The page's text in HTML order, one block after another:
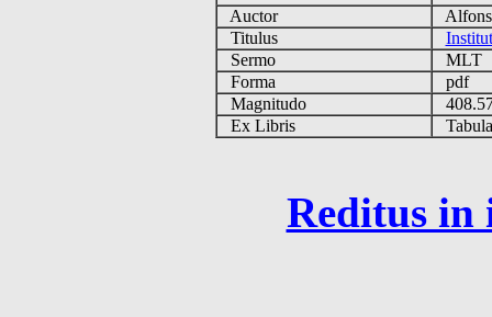
Auctor
Titulus
Sermo
MLT
Forma
pdf
Magnitudo
Ex Libris
Reditus in